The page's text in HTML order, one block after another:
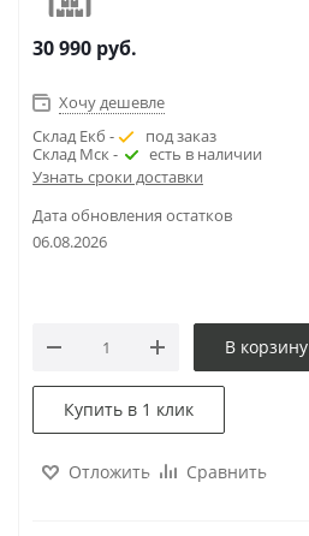
30 990 руб.
Хочу дешевле
Склад Екб -
под заказ
Склад Мск -
есть в наличии
Узнать сроки доставки
Дата обновления остатков
06.08.2026
В корзину
Купить в 1 клик
Отложить Сравнить